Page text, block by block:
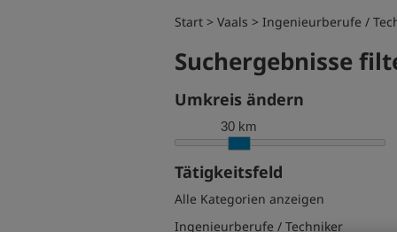
Start Vaals Ingenieurberufe /
Suchergebnisse
Umkreis ändern
30 km
Tätigkeitsfeld
Alle Kategorien anzeigen
Ingenieurberufe / Techniker